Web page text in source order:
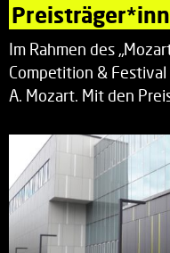
Im Rahmen des
Competition &
A. Mozart. Mit den